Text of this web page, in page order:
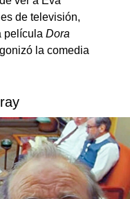
de televisión,
película Dora
la comedia